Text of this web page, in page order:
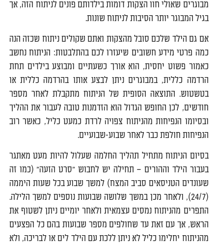
מבוגרים שאולי חוו הצקות דומות בילדותם פונים לניתוח הזה, אך
בגיל המבוגר יותר הסיבות לניתוח שונות.
אם גם הילד שלכם סובל מהצקות ואתם שקולים ניתוח שכזה הנה
כמה פרטי מידע חשובים שיעזרו לכם בהתלבטות: הניתוח נחשב
כאמור פשוט יחסית, הוא אורך כשעתיים ומבוצע בילדים תחת
הרדמה כללית, במבוגרים ניתן לבצע אותו בהרדמה כללית או
בטשטוש. התוצאה הסופית של הניתוח מתקבלת לאחר מספר
חודשים, לכן החופש הגדול הוא הזדמנות טובה לעבור את ההליך
ובסיומו הנפיחות מהניתוח צפויה לרדת כמעט כליל, כאשר רוב
הנפיחות חולפת כבר לאחר שבוע-שבועיים.
בסיום הניתוח מתחיל תהליך החלמה שעלול להיות מעט מאתגר
בעבור הילד וההורים – תחילה יש לחבוש "סרט הזעה" (כמו זה
שעונדים הטניסאים סביב המצח) למשך שבוע בכל שעות היממה
(24/7), ולאחר מכן במשך שלושה שבועות נוספים למשך הלילה.
התפרים מהניתוח נמסים עצמאית ולאחר יומיים ניתן לשטוף את
הראש, אך עם זאת עד שחולפים מספר שבועות בהם כל הפצעים
מהניתוח יחלימו כליל לא ניתן ללכת עם הילד לים או לבריכה, ולא